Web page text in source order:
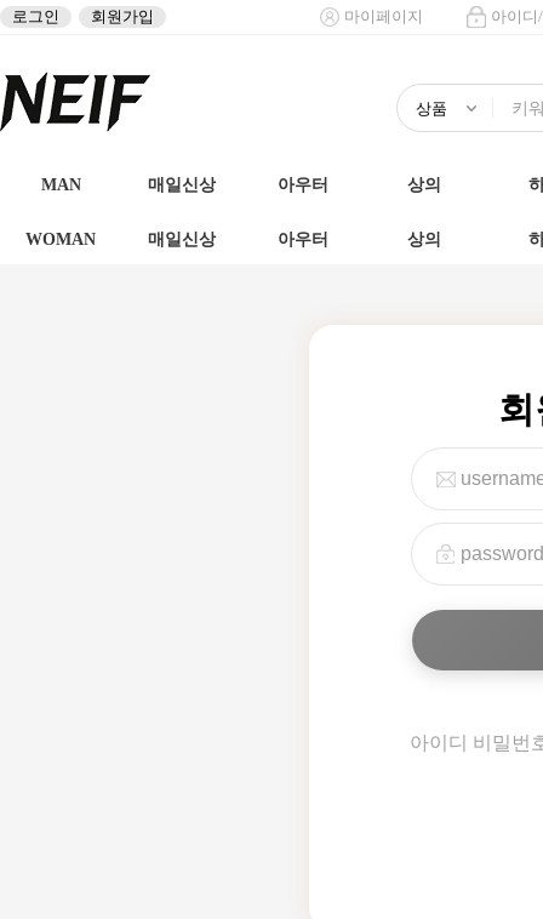
로그인 회원가입 마이페이지 아이디
MAN 매일신상 아우터 상의
WOMAN 매일신상 아우터 상의
아이디 비밀번